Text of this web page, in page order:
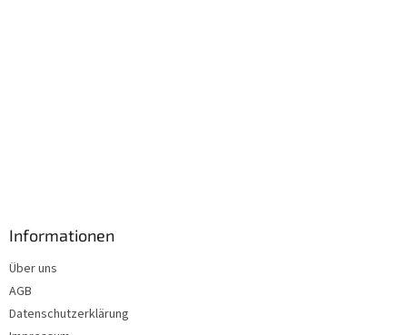
Informationen
Über uns
AGB
Datenschutzerklärung